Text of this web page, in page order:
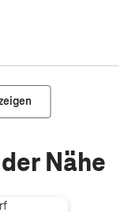
Nähe